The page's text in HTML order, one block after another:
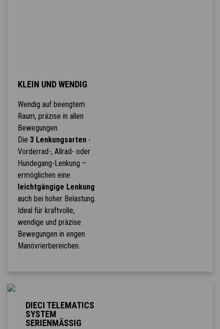
KLEIN UND WENDIG
Wendig auf beengtem
Raum, präzise in allen
Bewegungen.
Die 3 Lenkungsarten-
Vorderrad-, Allrad- oder
Hundegang-Lenkung –
ermöglichen eine
leichtgängige Lenkung
auch bei hoher Belastung.
Ideal für kraftvolle,
wendige und präzise
Bewegungen in engen
Manövrierbereichen.
DIECI TELEMATICS
SYSTEM
SERIENMÄSSIG